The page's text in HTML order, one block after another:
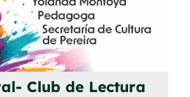
Club de Lectura